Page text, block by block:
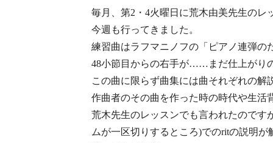
毎月、第2・4火曜日に荒木由美先生のレ
今週も行ってきました。
練習曲はラフマニノフの「ピアノ連弾の
48小節目からの右手が……まだ仕上がり
この曲に限らず曲集には曲それぞれの解
作曲者のその曲を作った時の時代や生活
荒木先生のレッスンでも言われたのです
ムが一区切りするところ)でのritの説明